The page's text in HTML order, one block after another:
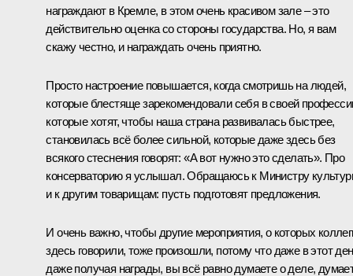
награждают в Кремле, в этом очень красивом зале – это
действительно оценка со стороны государства. Но, я вам
скажу честно, и награждать очень приятно.
Просто настроение повышается, когда смотришь на людей,
которые блестяще зарекомендовали себя в своей
которые хотят, чтобы наша страна развивалась быстрее,
становилась всё более сильной, которые даже здесь без
всякого стеснения говорят: «А вот нужно это сделать». Про
консерваторию я услышал. Обращаюсь к Министру
и к другим товарищам: пусть подготовят предложения.
И очень важно, чтобы другие мероприятия, о которых
здесь говорили, тоже произошли, потому что даже в этот
даже получая награды, вы всё равно думаете о деле,